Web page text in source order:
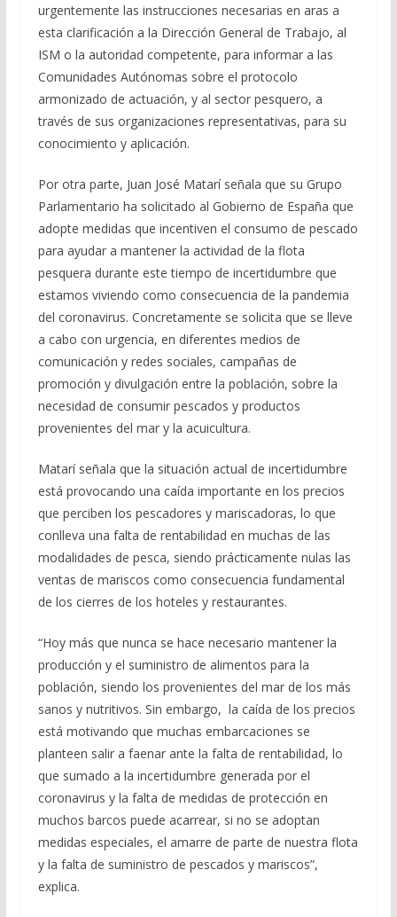
urgentemente las instrucciones necesarias en aras a
esta clarificación a la Dirección General de Trabajo, al
ISM o la autoridad competente, para informar a las
Comunidades Autónomas sobre el protocolo
armonizado de actuación, y al sector pesquero, a
través de sus organizaciones representativas, para su
conocimiento y aplicación.
Por otra parte, Juan José Matarí señala que su Grupo
Parlamentario ha solicitado al Gobierno de España que
adopte medidas que incentiven el consumo de pescado
para ayudar a mantener la actividad de la flota
pesquera durante este tiempo de incertidumbre que
estamos viviendo como consecuencia de la pandemia
del coronavirus. Concretamente se solicita que se lleve
a cabo con urgencia, en diferentes medios de
comunicación y redes sociales, campañas de
promoción y divulgación entre la población, sobre la
necesidad de consumir pescados y productos
provenientes del mar y la acuicultura.
Matarí señala que la situación actual de incertidumbre
está provocando una caída importante en los precios
que perciben los pescadores y mariscadoras, lo que
conlleva una falta de rentabilidad en muchas de las
modalidades de pesca, siendo prácticamente nulas las
ventas de mariscos como consecuencia fundamental
de los cierres de los hoteles y restaurantes.
“Hoy más que nunca se hace necesario mantener la
producción y el suministro de alimentos para la
población, siendo los provenientes del mar de los más
sanos y nutritivos. Sin embargo, la caída de los precios
está motivando que muchas embarcaciones se
planteen salir a faenar ante la falta de rentabilidad, lo
que sumado a la incertidumbre generada por el
coronavirus y la falta de medidas de protección en
muchos barcos puede acarrear, si no se adoptan
medidas especiales, el amarre de parte de nuestra flota
y la falta de suministro de pescados y mariscos”,
explica.